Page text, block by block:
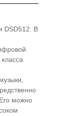
DSD512. В
можно